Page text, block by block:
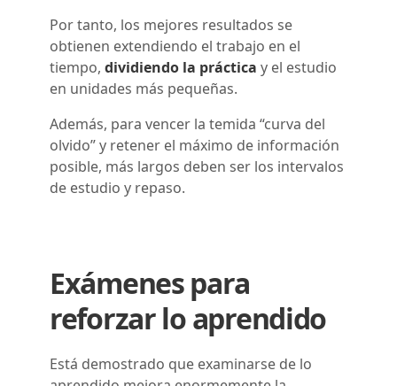
Por tanto, los mejores resultados se
obtienen extendiendo el trabajo en el
tiempo, dividiendo la práctica y el estudio
en unidades más pequeñas.
Además, para vencer la temida “curva del
olvido” y retener el máximo de información
posible, más largos deben ser los intervalos
de estudio y repaso.
Exámenes para
reforzar lo aprendido
Está demostrado que examinarse de lo